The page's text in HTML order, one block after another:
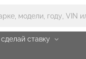
ставку